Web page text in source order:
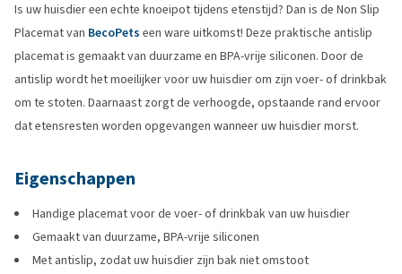
Is uw huisdier een echte knoeipot tijdens etenstijd? Dan is de Non Slip
Placemat van BecoPets een ware uitkomst! Deze praktische antislip
placemat is gemaakt van duurzame en BPA-vrije siliconen. Door de
antislip wordt het moeilijker voor uw huisdier om zijn voer- of drinkbak
om te stoten. Daarnaast zorgt de verhoogde, opstaande rand ervoor
dat etensresten worden opgevangen wanneer uw huisdier morst.
Eigenschappen
Handige placemat voor de voer- of drinkbak van uw huisdier
Gemaakt van duurzame, BPA-vrije siliconen
Met antislip, zodat uw huisdier zijn bak niet omstoot